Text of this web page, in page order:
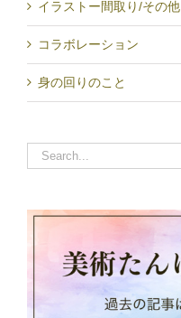
イラストー間取り/その他
コラボレーション
身の回りのこと
Search
for: